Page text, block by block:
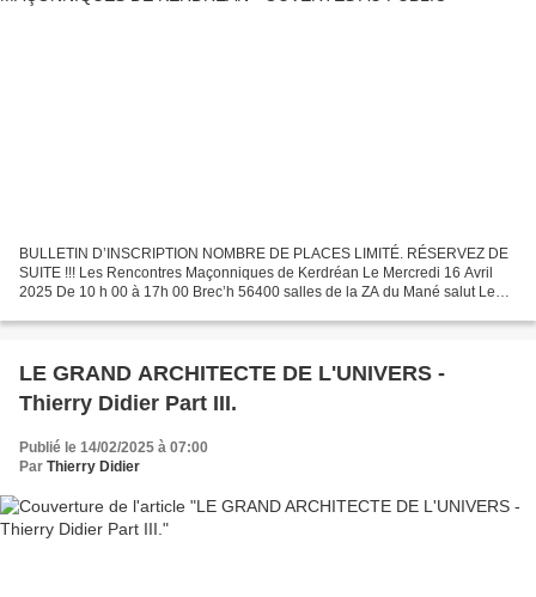
BULLETIN D’INSCRIPTION NOMBRE DE PLACES LIMITÉ. RÉSERVEZ DE
SUITE !!! Les Rencontres Maçonniques de Kerdréan Le Mercredi 16 Avril
2025 De 10 h 00 à 17h 00 Brec’h 56400 salles de la ZA du Mané salut Le
LE GRAND ARCHITECTE DE L'UNIVERS -
Thierry Didier Part III.
Publié le 14/02/2025 à 07:00
Par Thierry Didier